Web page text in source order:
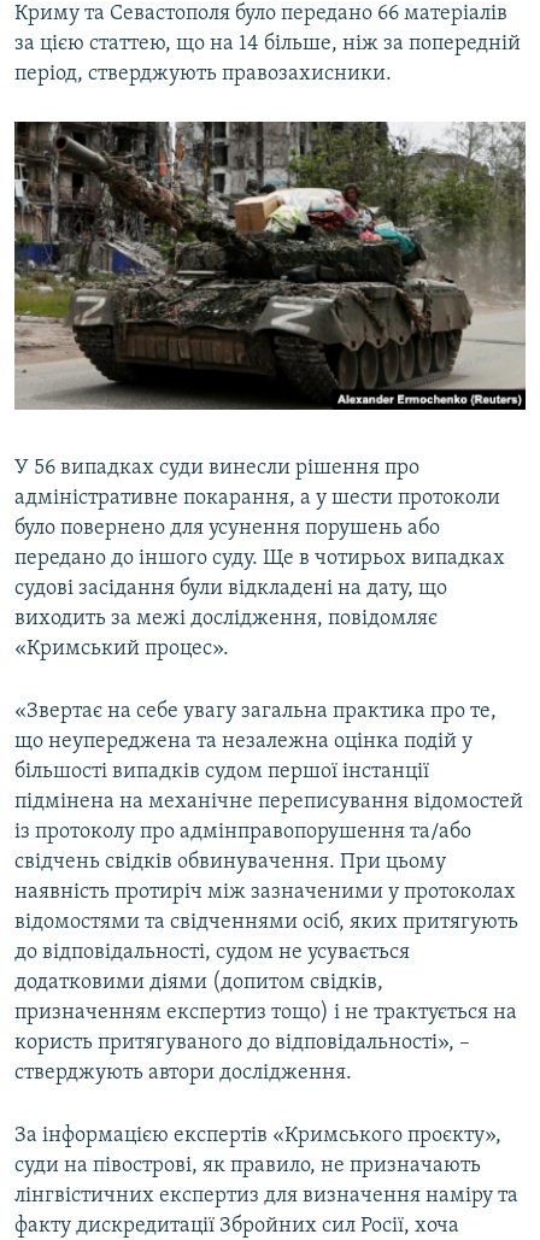
Криму та Севастополя було передано 66 матеріалів
за цією статтею, що на 14 більше, ніж за попередній
період, стверджують правозахисники.
У 56 випадках суди винесли рішення про
адміністративне покарання, а у шести протоколи
було повернено для усунення порушень або
передано до іншого суду. Ще в чотирьох випадках
судові засідання були відкладені на дату, що
виходить за межі дослідження, повідомляє
«Кримський процес».
«Звертає на себе увагу загальна практика про те,
що неупереджена та незалежна оцінка подій у
більшості випадків судом першої інстанції
підмінена на механічне переписування відомостей
із протоколу про адмінправопорушення та/або
свідчень свідків обвинувачення. При цьому
наявність протиріч між зазначеними у протоколах
відомостями та свідченнями осіб, яких притягують
до відповідальності, судом не усувається
додатковими діями (допитом свідків,
призначенням експертиз тощо) і не трактується на
користь притягуваного до відповідальності», –
стверджують автори дослідження.
За інформацією експертів «Кримського проєкту»,
суди на півострові, як правило, не призначають
лінгвістичних експертиз для визначення наміру та
факту дискредитації Збройних сил Росії, хоча